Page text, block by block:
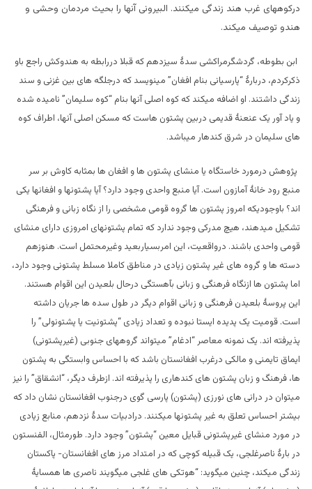
درکوههای غرب هند زندگی میکنند. البیرونی آنها را بحیث مردمان وحشی و
هندو توصیف میکند.
ابن بطوطه، گردشگرمراکشی سدۀ سیزدهم که قبلا دررابطه به هندوکش راجع باو
ذکرکردم، دربارۀ “پارسیانی بنام افغان” مینویسد که درجلگه های بین غزنی و سند
زندگی داشتند. او اضافه میکند که کوه اصلی آنها بنام “کوه سلیمان” نامیده شده
و یاد آور یک عنعنۀ قدیمی دربین پشتون هاست که مسکن اصلی آنها، اطراف کوه
های سلیمان در شرق کندهار میباشد.
پژوهش درمورد خاستگاه یا منشای پشتون ها و افغان ها بمثابه کاوش بر سر
منبع رود خانۀ آمازون است. آیا منبع واحدی وجود دارد؟ آیا پشتونها و افغانها یکی
اند؟ باوجودیکه امروز پشتون ها گروه قومی مشخصی را از نگاه زبانی و فرهنگی
تشکیل میدهند، هیچ مدرکی وجود ندارد که تمام پشتونهای امروزی دارای منشای
قومی واحدی باشند. درواقعیت، این امربسیاربعید وغیرمحتمل است. هنوزهم
دسته ها و گروه های غیر پشتون زیادی در مناطق کاملا مسلط پشتونی وجود دارد،
اما پشتون ها ازنگاه فرهنگی و زبانی بآهستگی درحال بلعیدن این اقوام هستند.
این پروسۀ بلعیدن فرهنگی و زبانی اقوام دیگر در طول سده ها جریان داشته
است. قومیت یک پدیده ایستا نبوده و تعداد زیادی “پشتونیت یا پشتونولی” را
پذیرفته اند. یک نمونه معاصر “ادغام” میتواند گروههای جنوبی (غیرپشتونی)
ایماق تایمنی و مالکی درغرب افغانستان باشد که با احساس وابستگی به پشتون
ها، فرهنگ و زبان پشتون های کندهاری را پذیرفته اند. ازطرف دیگر، “انشقاق” را نیز
میتوان در درانی های نورزی (پشتون) پارسی گوی درجنوب افغانستان نشان داد که
بیشتر احساس تعلق به غیر پشتونها میکنند. درادبیات سدۀ نزدهم، منابع زیادی
در مورد منشای غیرپشتونی قبایل معین “پشتون” وجود دارد. طورمثال، الفنستون
در بارۀ ناصرغلجی، یک قبیله کوچی که در امتداد مرز های افغانستان- پاکستان
زندگی میکند، چنین میگوید: “هوتکی های غلجی میگویند ناصری ها همسایۀ